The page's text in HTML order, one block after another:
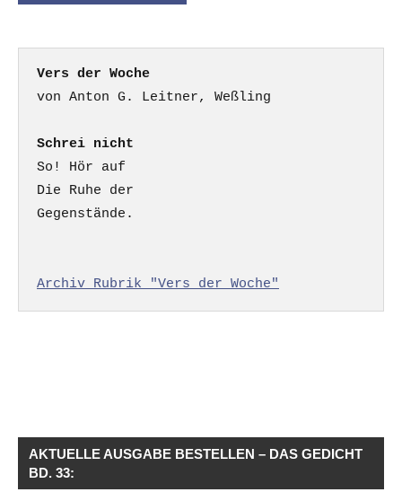
Vers der Woche
Schrei nicht
So! Hör auf
Die Ruhe der
Gegenstände.
Archiv Rubrik "Vers der Woche"
AKTUELLE AUSGABE BESTELLEN – DAS GEDICHT
BD. 33: